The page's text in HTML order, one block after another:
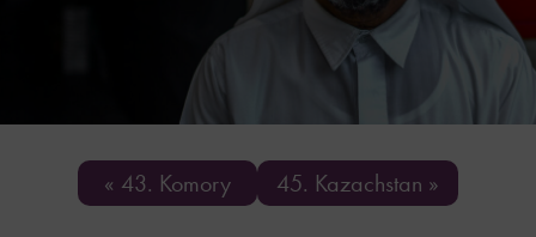
« 43. Komory 45. Kazachstan »